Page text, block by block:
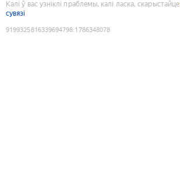
Калі ў вас узніклі праблемы, калі ласка, скарыстайце
сувязі
9199325816339694798:1786348078